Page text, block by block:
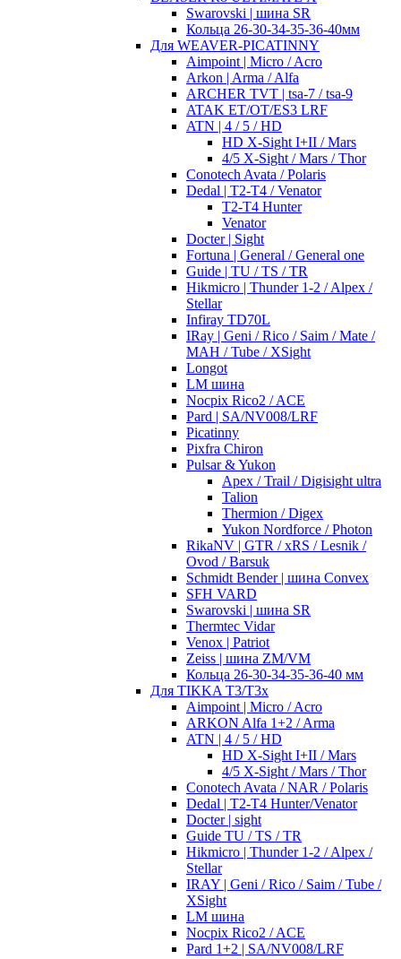
Swarovski | шина SR
Кольца 26-30-34-35-36-40мм
Для WEAVER-PICATINNY
Aimpoint | Micro / Acro
Arkon | Arma / Alfa
ARCHER TVT | tsa-7 / tsa-9
ATAK ET/OT/ES3 LRF
ATN | 4 / 5 / HD
HD X-Sight I+II / Mars
4/5 X-Sight / Mars / Thor
Conotech Avata / Polaris
Dedal | T2-T4 / Venator
T2-T4 Hunter
Venator
Docter | Sight
Fortuna | General / General one
Guide | TU / TS / TR
Hikmicro | Thunder 1-2 / Alpex /
Stellar
Infiray TD70L
IRay | Geni / Rico / Saim / Mate /
MAH / Tube / XSight
Longot
LM шина
Nocpix Rico2 / ACE
Pard | SA/NV008/LRF
Picatinny
Pixfra Chiron
Pulsar & Yukon
Apex / Trail / Digisight ultra
Talion
Thermion / Digex
Yukon Nordforce / Photon
RikaNV | GTR / xRS / Lesnik /
Ovod / Barsuk
Schmidt Bender | шина Convex
SFH VARD
Swarovski | шина SR
Thermtec Vidar
Venox | Patriot
Zeiss | шина ZM/VM
Кольца 26-30-34-35-36-40 мм
Для TIKKA T3/T3x
Aimpoint | Micro / Acro
ARKON Alfa 1+2 / Arma
ATN | 4 / 5 / HD
HD X-Sight I+II / Mars
4/5 X-Sight / Mars / Thor
Conotech Avata / NAR / Polaris
Dedal | T2-T4 Hunter/Venator
Docter | sight
Guide TU / TS / TR
Hikmicro | Thunder 1-2 / Alpex /
Stellar
IRAY | Geni / Rico / Saim / Tube /
XSight
LM шина
Nocpix Rico2 / ACE
Pard 1+2 | SA/NV008/LRF